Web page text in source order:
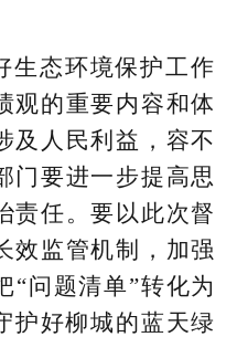
生态环境保护工作
观的重要内容和体
及人民利益，容不
门要进一步提高思
责任。要以此次督
效监管机制，加强
“问题清单”转化为
护好柳城的蓝天绿